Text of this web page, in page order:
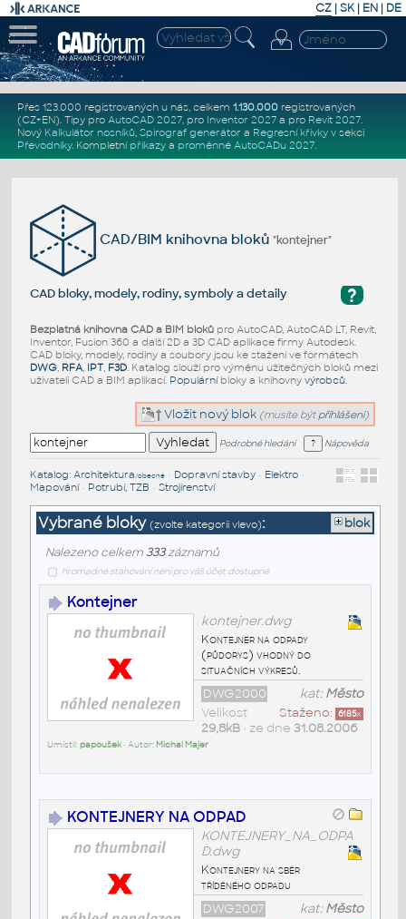
CZ | SK| EN | DE
Přes 123.000 registrovaných u nás, celkem 1.130.000registrovaných
(CZ+EN). Tipy pro AutoCAD 2027, pro Inventor 2027a pro Revit 2027.
Nový Kalkulátor nosníků, Spirograf generátor a Regresní křivkyv sekci
Převodníky. Kompletní příkazya proměnné AutoCADu 2027.
CAD/BIM knihovna bloků"kontejner"
?
CAD bloky, modely, rodiny, symboly a detaily
Bezplatná knihovna CAD a BIM blokůpro AutoCAD, AutoCAD LT, Revit,
Inventor, Fusion 360 a další 2D a 3D CAD aplikace firmy Autodesk.
CAD bloky, modely, rodiny a soubory jsou ke stažení ve formátech
DWG, RFA, IPT, F3D. Katalog slouží pro výměnu užitečných bloků mezi
uživateli CAD a BIM aplikací. Populárníbloky a knihovny výrobců.
Vložit nový blok (musíte být přihlášeni)
Podrobné hledání Nápověda
Katalog: Architektura/obecné• Dopravní stavby• Elektro•
Mapování• Potrubí, TZB • Strojírenství
Vybrané bloky (zvolte kategorii vlevo): blok
Nalezeno celkem 333záznamů
hromadné stahování není pro váš účet dostupné
Kontejner
kontejner.dwg
Kontejner na odpady
(půdorys) vhodný do
situačních výkresů.
kat:Město
DWG2000
Staženo: 6185x
Velikost
29,8kB• ze dne 31.08.2006
Umístil:papoušek• Autor: Michal Majer
KONTEJNERY NA ODPAD
KONTEJNERY_NA_ODPA
D.dwg
Kontejnery na sběr
tříděného odpadu
kat:Město
DWG2007